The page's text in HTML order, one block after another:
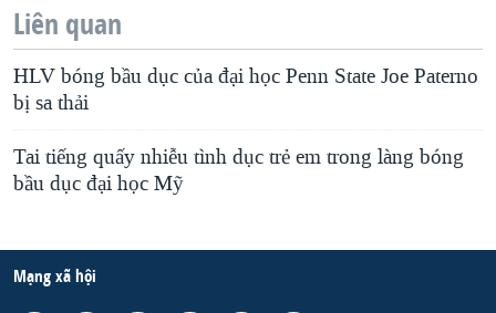
Liên quan
HLV bóng bầu dục của đại học Penn State Joe Paterno
bị sa thải
Tai tiếng quấy nhiễu tình dục trẻ em trong làng bóng
bầu dục đại học Mỹ
Mạng xã hội